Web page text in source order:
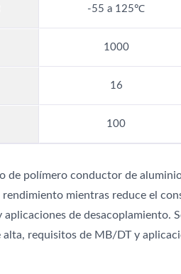
-55 a 125℃
1000
16
100
de polímero conductor de
mientras reduce el
aplicaciones de desacoplamiento.
requisitos de MB/DT y